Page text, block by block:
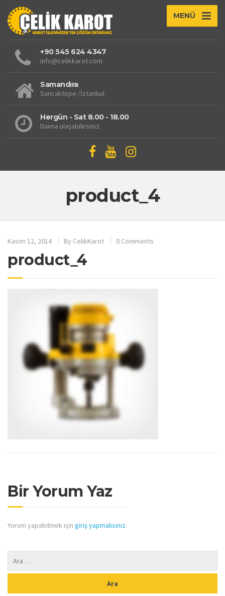
MENÜ
+90 545 624 4347
info@celikkarot.com
Samandıra
Sancaktepe /İstanbul
Hergün - Sat 8.00 - 18.00
Daima ulaşabilirsiniz.
product_4
Kasım 12, 2014 By CelikKarot 0 Comments
product_4
Bir Yorum Yaz
Yorum yapabilmek için giriş yapmalısınız.